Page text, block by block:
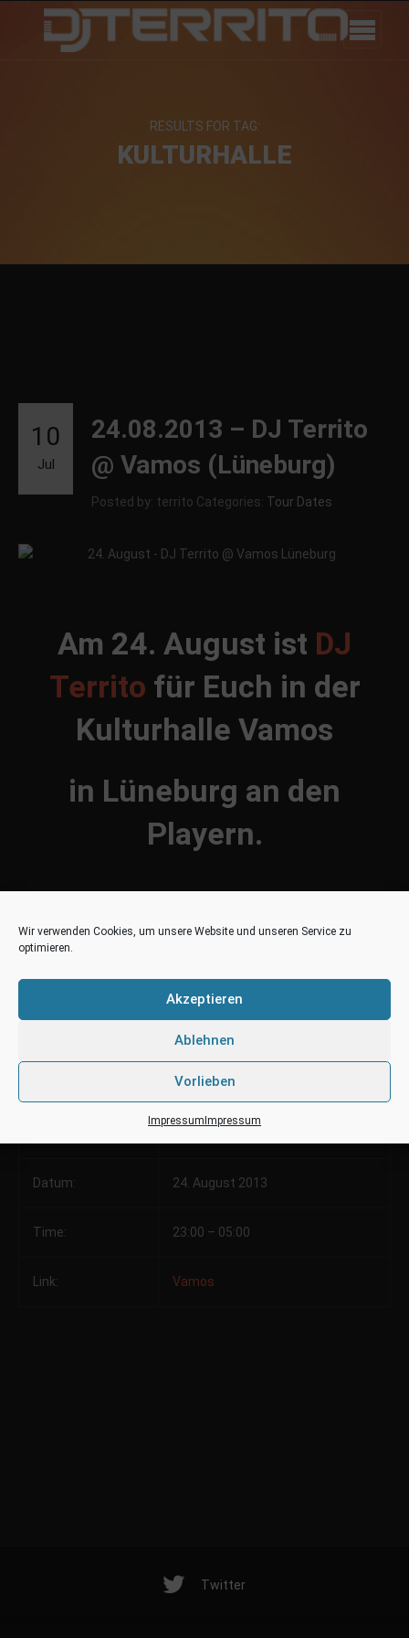
Wir verwenden Cookies, um unsere Website und unseren Service zu
optimieren.
Akzeptieren
Ablehnen
Vorlieben
ImpressumImpressum
RESULTS FOR TAG:
KULTURHALLE
24.08.2013 – DJ Territo
@ Vamos (Lüneburg)
Posted by: territo Categories: Tour Dates
10
Jul
Am 24. August ist DJ
Territo für Euch in der
Kulturhalle Vamos
in Lüneburg an den
Playern.
Let´z Rock
Infos:
Kulturhalle Vamos
Datum: 24. August 2013
Time: 23:00 – 05:00
Link: Vamos
Twitter